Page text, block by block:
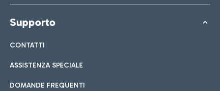
Supporto
CONTATTI
ASSISTENZA SPECIALE
DOMANDE FREQUENTI